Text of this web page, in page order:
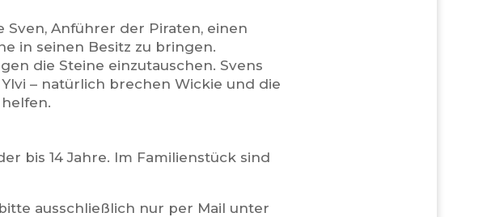
Sven, Anführer der Piraten, einen
in seinen Besitz zu bringen.
die Steine einzutauschen. Svens
– natürlich brechen Wickie und die
bis 14 Jahre. Im Familienstück sind
ausschließlich nur per Mail unter